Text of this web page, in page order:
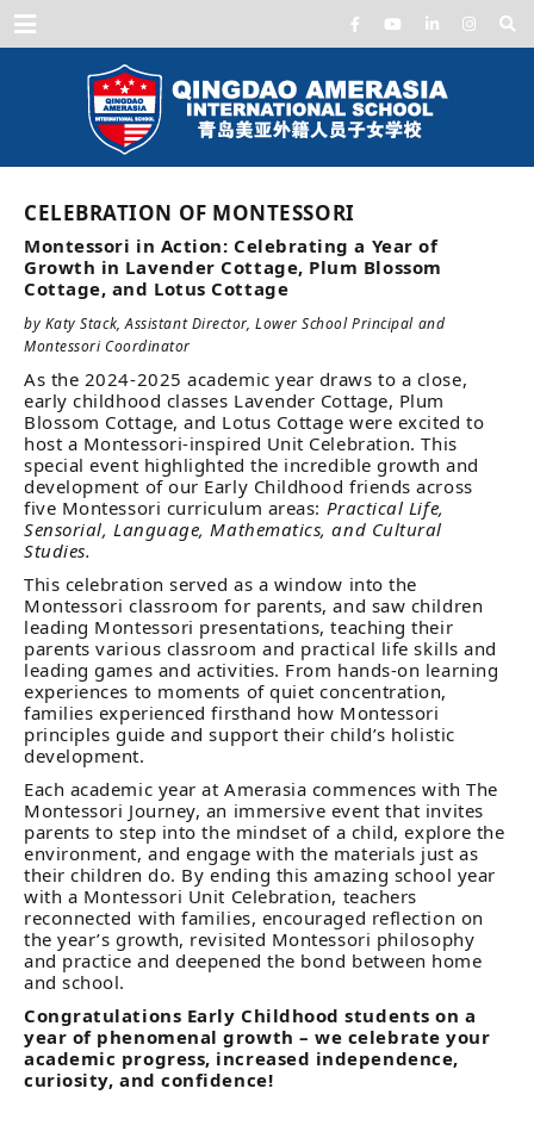
Menu
CELEBRATION OF MONTESSORI
Montessori in Action: Celebrating a Year of
Growth in Lavender Cottage, Plum Blossom
Cottage, and Lotus Cottage
by Katy Stack, Assistant Director, Lower School Principal and
Montessori Coordinator
As the 2024-2025 academic year draws to a close,
early childhood classes Lavender Cottage, Plum
Blossom Cottage, and Lotus Cottage were excited to
host a Montessori-inspired Unit Celebration. This
special event highlighted the incredible growth and
development of our Early Childhood friends across
five Montessori curriculum areas: Practical Life,
Sensorial, Language, Mathematics, and Cultural
Studies.
This celebration served as a window into the
Montessori classroom for parents, and saw children
leading Montessori presentations, teaching their
parents various classroom and practical life skills and
leading games and activities. From hands-on learning
experiences to moments of quiet concentration,
families experienced firsthand how Montessori
principles guide and support their child’s holistic
development.
Each academic year at Amerasia commences with The
Montessori Journey, an immersive event that invites
parents to step into the mindset of a child, explore the
environment, and engage with the materials just as
their children do. By ending this amazing school year
with a Montessori Unit Celebration, teachers
reconnected with families, encouraged reflection on
the year’s growth, revisited Montessori philosophy
and practice and deepened the bond between home
and school.
Congratulations Early Childhood students on a
year of phenomenal growth – we celebrate your
academic progress, increased independence,
curiosity, and confidence!